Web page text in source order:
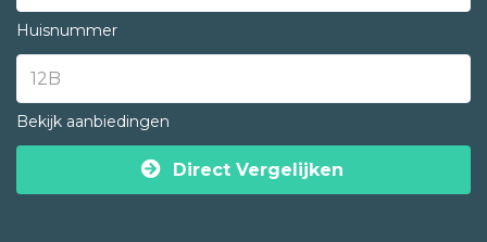
Huisnummer
Bekijk aanbiedingen
Direct Vergelijken